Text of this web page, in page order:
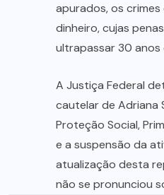
apurados, os
dinheiro, cujas
ultrapassar 30 anos
A Justiça Federal
cautelar de Adriana
Proteção Social,
e a suspensão da
atualização desta
não se pronunciou